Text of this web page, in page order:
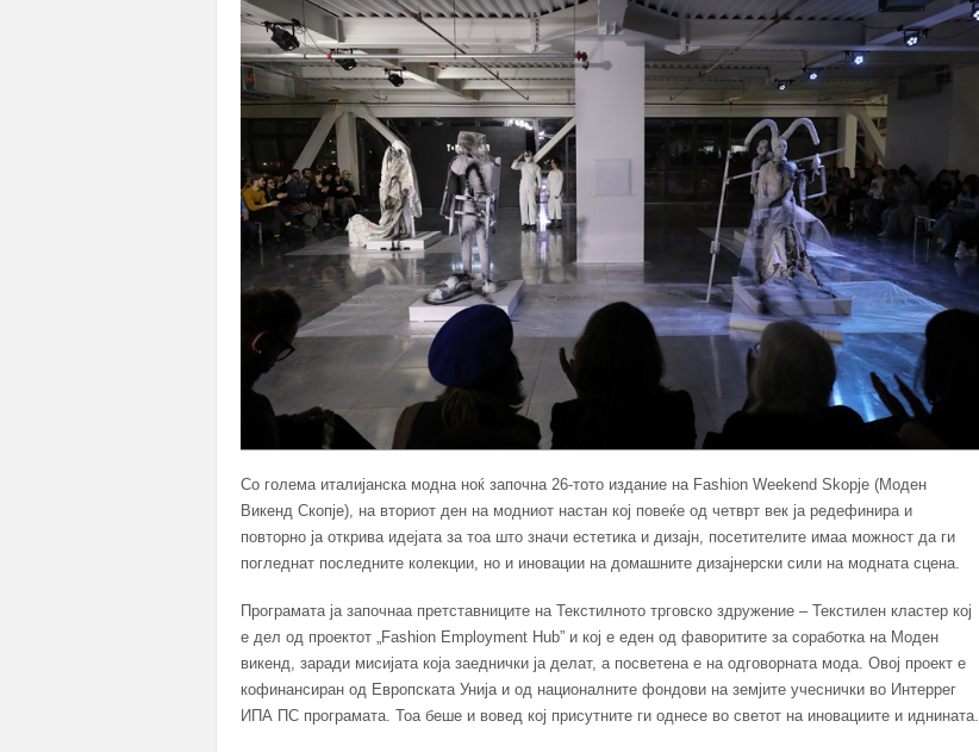
Со голема италијанска модна ноќ започна 26-тото издание на Fashion Weekend Skopje (Моден
Викенд Скопје), на вториот ден на модниот настан кој повеќе од четврт век ја редефинира и
повторно ја открива идејата за тоа што значи естетика и дизајн, посетителите имаа можност да ги
погледнат последните колекции, но и иновации на домашните дизајнерски сили на модната сцена.
Програмата ја започнаа претставниците на Текстилното трговско здружение – Текстилен кластер кој
е дел од проектот „Fashion Employment Hub” и кој е еден од фаворитите за соработка на Моден
викенд, заради мисијата која заеднички ја делат, а посветена е на одговорната мода. Овој проект е
кофинансиран од Европската Унија и од националните фондови на земјите учеснички во Интеррег
ИПА ПС програмата. Тоа беше и вовед кој присутните ги однесе во светот на иновациите и иднината.